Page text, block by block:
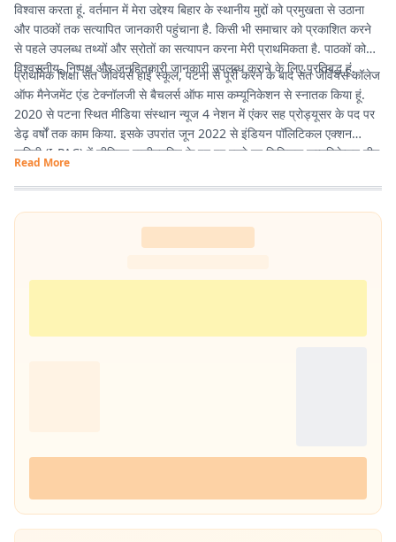
विश्वास करता हूं. वर्तमान में मेरा उद्देश्य बिहार के स्थानीय मुद्दों को प्रमुखता से उठाना
और पाठकों तक सत्यापित जानकारी पहुंचाना है. किसी भी समाचार को प्रकाशित करने
से पहले उपलब्ध तथ्यों और स्रोतों का सत्यापन करना मेरी प्राथमिकता है. पाठकों को
विश्वसनीय, निष्पक्ष और जनहितकारी जानकारी उपलब्ध कराने के लिए प्रतिबद्ध हूं.
प्राथमिक शिक्षा संत जेवियर्स हाई स्कूल, पटना से पूरी करने के बाद संत जेवियर्स कॉलेज
ऑफ मैनेजमेंट एंड टेक्नॉलजी से बैचलर्स ऑफ मास कम्यूनिकेशन से स्नातक किया हूं.
2020 से पटना स्थित मीडिया संस्थान न्यूज 4 नेशन में एंकर सह प्रोड्यूसर के पद पर
डेढ़ वर्षों तक काम किया. इसके उपरांत जून 2022 से इंडियन पॉलिटिकल एक्शन
कमिटी (I-PAC) में सीनियर एग्जीक्यूटिव के पद पर रहते हुए डिजिटल कम्यूनिकेशन टीम
में कार्य करने का मौका मिला. वर्तमान में प्रभात खबर में कंटेंट राइटर के पद पर हूं इसके
माध्यम से नागरिकों के पास तथ्यात्मक और सही सूचनाएँ, खबर और अपडेट देने का कार्य
कर रहा हूं.
Read More